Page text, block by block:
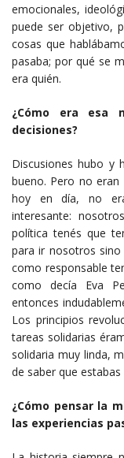
emocionales,
puede ser objetivo,
cosas que
pasaba; por qué se
era quién.
¿Cómo era esa
decisiones?
Discusiones hubo y
bueno. Pero no
hoy en día, no
interesante:
política tenés que
para ir nosotros
como responsable
como decía Eva
entonces
Los principios
tareas solidarias
solidaria muy linda,
de saber que
¿Cómo pensar la
las experiencias